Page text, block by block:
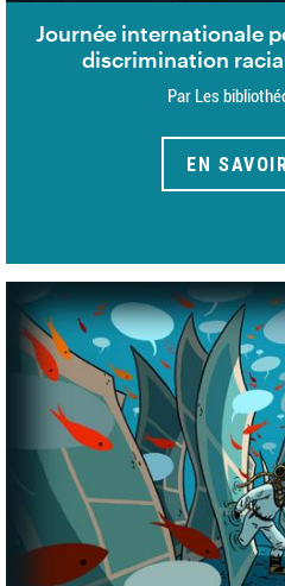
Journée internationale
discrimination
Par Les
EN